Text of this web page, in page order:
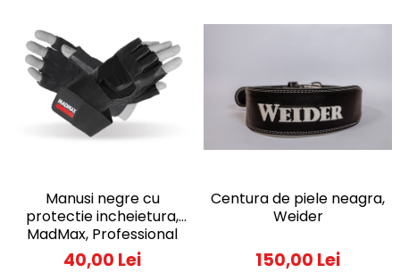
Manusi negre cu
protectie incheietura,
MadMax, Professional
workout gloves, Black
40,00 Lei
Centura de piele neagra,
Weider
150,00 Lei